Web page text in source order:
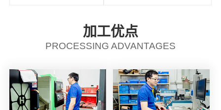
加工优点
PROCESSING ADVANTAGES